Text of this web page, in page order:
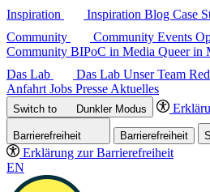
Inspiration
Inspiration Blog Case
Community
Community Events
Community BIPoC in Media Queer in
Das Lab
Das Lab Unser Team
Anfahrt Jobs Presse Aktuelles
Switch to DunklerModus
Barrierefreiheit Barrierefreiheit
Erklärung zur Barrierefreiheit
EN